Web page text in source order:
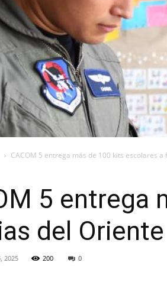
CACOM 5 entrega más de 100 kits escolares
5 entrega
del
2025 200 0